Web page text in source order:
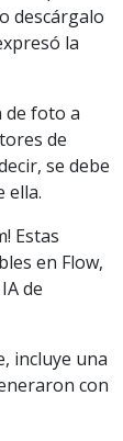
descárgalo
la
de foto a
de
se debe
ella.
Estas
en Flow,
de
incluye una
con